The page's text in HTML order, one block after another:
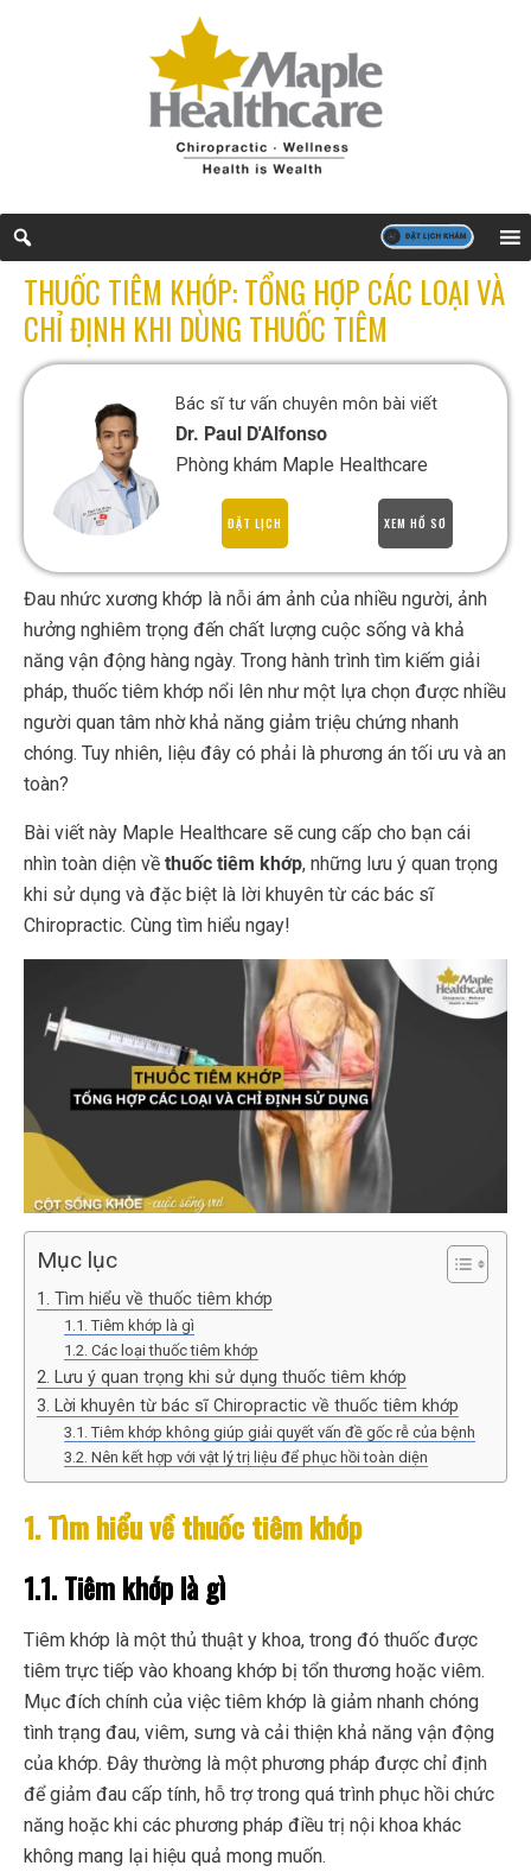
THUỐC TIÊM KHỚP: TỔNG HỢP CÁC LOẠI VÀ
CHỈ ĐỊNH KHI DÙNG THUỐC TIÊM
Bác sĩ tư vấn chuyên môn bài viết
Dr. Paul D'Alfonso
Phòng khám Maple Healthcare
ĐẶT LỊCH XEM HỒ SƠ
Đau nhức xương khớp là nỗi ám ảnh của nhiều người, ảnh
hưởng nghiêm trọng đến chất lượng cuộc sống và khả
năng vận động hàng ngày. Trong hành trình tìm kiếm giải
pháp, thuốc tiêm khớp nổi lên như một lựa chọn được nhiều
người quan tâm nhờ khả năng giảm triệu chứng nhanh
chóng. Tuy nhiên, liệu đây có phải là phương án tối ưu và an
toàn?
Bài viết này Maple Healthcare sẽ cung cấp cho bạn cái
nhìn toàn diện về thuốc tiêm khớp, những lưu ý quan trọng
khi sử dụng và đặc biệt là lời khuyên từ các bác sĩ
Chiropractic. Cùng tìm hiểu ngay!
Mục lục
1. Tìm hiểu về thuốc tiêm khớp
1.1. Tiêm khớp là gì
1.2. Các loại thuốc tiêm khớp
2. Lưu ý quan trọng khi sử dụng thuốc tiêm khớp
3. Lời khuyên từ bác sĩ Chiropractic về thuốc tiêm khớp
3.1. Tiêm khớp không giúp giải quyết vấn đề gốc rễ của bệnh
3.2. Nên kết hợp với vật lý trị liệu để phục hồi toàn diện
1. Tìm hiểu về thuốc tiêm khớp
1.1. Tiêm khớp là gì
Tiêm khớp là một thủ thuật y khoa, trong đó thuốc được
tiêm trực tiếp vào khoang khớp bị tổn thương hoặc viêm.
Mục đích chính của việc tiêm khớp là giảm nhanh chóng
tình trạng đau, viêm, sưng và cải thiện khả năng vận động
của khớp. Đây thường là một phương pháp được chỉ định
để giảm đau cấp tính, hỗ trợ trong quá trình phục hồi chức
năng hoặc khi các phương pháp điều trị nội khoa khác
không mang lại hiệu quả mong muốn.